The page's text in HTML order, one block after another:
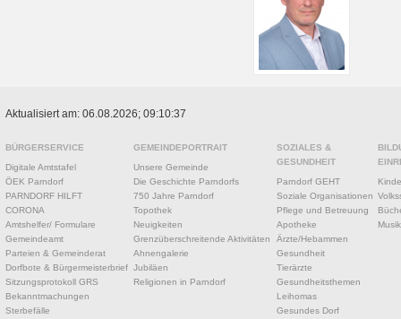
Aktualisiert am: 06.08.2026; 09:10:37
BÜRGERSERVICE
Digitale Amtstafel
ÖEK Parndorf
PARNDORF HILFT
CORONA
Amtshelfer/ Formulare
Gemeindeamt
Parteien & Gemeinderat
Dorfbote & Bürgermeisterbrief
Sitzungsprotokoll GRS
Bekanntmachungen
Sterbefälle
GEMEINDEPORTRAIT
Unsere Gemeinde
Die Geschichte Parndorfs
750 Jahre Parndorf
Topothek
Neuigkeiten
Grenzüberschreitende Aktivitäten
Ahnengalerie
Jubiläen
Religionen in Parndorf
SOZIALES &
GESUNDHEIT
Parndorf GEHT
Soziale Organisationen
Pflege und Betreuung
Apotheke
Ärzte/Hebammen
Gesundheit
Tierärzte
Gesundheitsthemen
Leihomas
Gesundes Dorf